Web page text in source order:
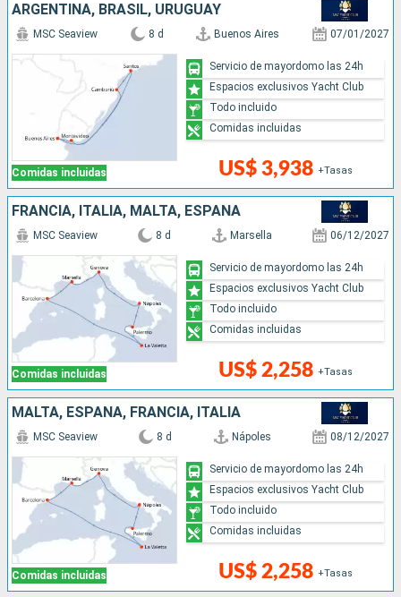
ARGENTINA, BRASIL, URUGUAY
Comidas incluidas
MSC Seaview 8 d Buenos Aires 07/01/2027
US$ 3,938 +Tasas
Servicio de mayordomo las 24h
Espacios exclusivos Yacht Club
Todo incluido
Comidas incluidas
FRANCIA, ITALIA, MALTA, ESPAÑA
Comidas incluidas
MSC Seaview 8 d Marsella 06/12/2027
US$ 2,258 +Tasas
Servicio de mayordomo las 24h
Espacios exclusivos Yacht Club
Todo incluido
Comidas incluidas
MALTA, ESPAÑA, FRANCIA, ITALIA
Comidas incluidas
MSC Seaview 8 d Nápoles 08/12/2027
US$ 2,258 +Tasas
Servicio de mayordomo las 24h
Espacios exclusivos Yacht Club
Todo incluido
Comidas incluidas